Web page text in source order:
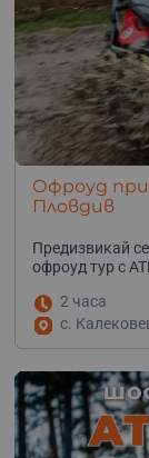
Офроуд
Пловдив
Предизвикай
офроуд тур с
2 часа
с.